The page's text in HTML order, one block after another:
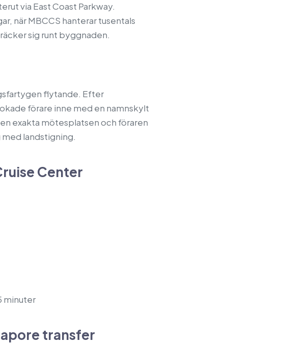
via East Coast Parkway.
när MBCCS hanterar tusentals
sig runt byggnaden.
flytande. Efter
förare inne med en namnskylt
exakta mötesplatsen och föraren
landstigning.
Center
minuter
transfer